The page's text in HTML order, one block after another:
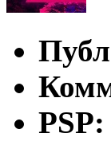
PSP: